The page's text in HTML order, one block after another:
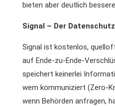
bieten aber deutlich
Signal – Der
Signal ist kostenlos,
auf Ende-zu-Ende-
speichert keinerlei
wem kommuniziert (Zero-
wenn Behörden anfragen,